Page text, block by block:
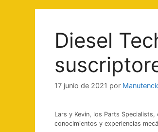
Diesel
17 junio de 2021 por
Lars y Kevin, los Parts
conocimientos y experiencias